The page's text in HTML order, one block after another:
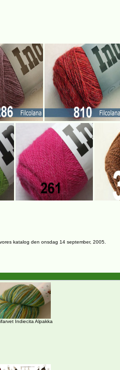
katalog den onsdag 14 september, 2005.
Indiecita Alpakka